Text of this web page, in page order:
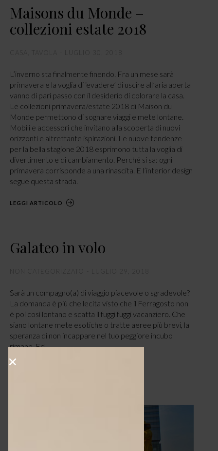
Maisons du Monde –
collezioni estate 2018
L’inverno sta finalmente finendo. Fra un mese sarà
primavera e la voglia di ‘evadere’ di uscire all’aria aperta
vanno di pari passo con il desiderio di colorare la casa.
Le collezioni primavera/estate 2018 di Maison du
Monde permettono di sognare viaggi e mete lontane.
Mobili e accessori che invitano alla scoperta di nuovi
orizzonti e altrettante ispirazioni. Le nuove tendenze
per la bella stagione 2018 esprimono tutta la voglia di
divertimento e di cambiamento. Perché si sa: ogni
primavera corrisponde a una rinascita. E l’interior design
segue questa strada.
LEGGI ARTICOLO
Galateo in volo
Sarà un compagno(a) di viaggio piacevole o sgradevole?
La domanda è più che lecita visto che il Ferragosto non
è poi così lontano e scatta il fuggi fuggi vacanziero. Che
siano lontane mete esotiche o tratte aeree più brevi, la
speranza di non incappare nel tuo peggiore incubo
rimane. Ed…